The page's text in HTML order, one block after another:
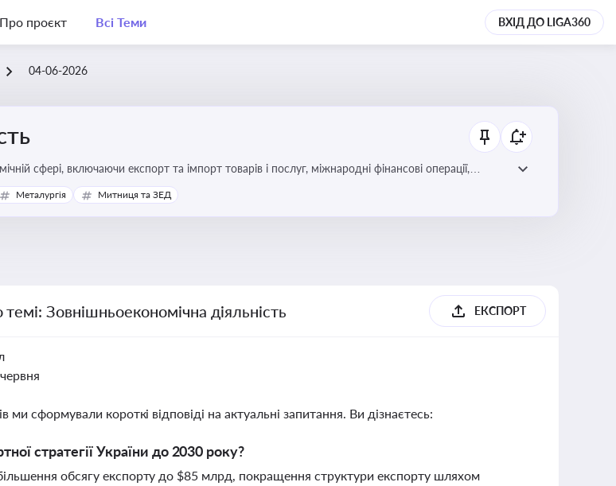
Про проєкт Всі Теми ВХІД ДО LIGA360
04-06-2026
сфері, включаючи експорт та імпорт товарів і послуг, міжнародні фінансові операції,
Металургія Митниця та ЗЕД
Зовнішньоекономічна діяльність ЕКСПОРТ
ми сформували короткі відповіді на актуальні запитання. Ви дізнаєтесь:
стратегії України до 2030 року?
обсягу експорту до $85 млрд, покращення структури експорту шляхом